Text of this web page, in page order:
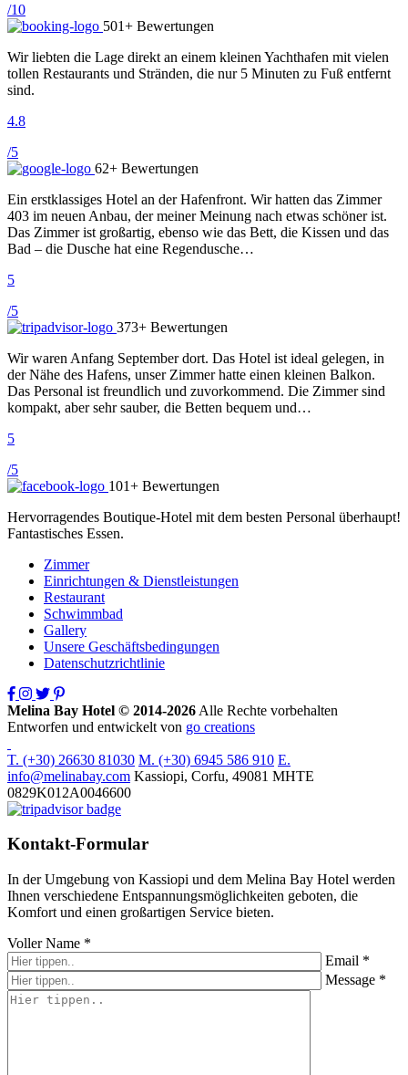
/10
501+ Bewertungen
Wir liebten die Lage direkt an einem kleinen Yachthafen mit vielen
tollen Restaurants und Stränden, die nur 5 Minuten zu Fuß entfernt
sind.
4.8
/5
62+ Bewertungen
Ein erstklassiges Hotel an der Hafenfront. Wir hatten das Zimmer
403 im neuen Anbau, der meiner Meinung nach etwas schöner ist.
Das Zimmer ist großartig, ebenso wie das Bett, die Kissen und das
Bad – die Dusche hat eine Regendusche…
5
/5
373+ Bewertungen
Wir waren Anfang September dort. Das Hotel ist ideal gelegen, in
der Nähe des Hafens, unser Zimmer hatte einen kleinen Balkon.
Das Personal ist freundlich und zuvorkommend. Die Zimmer sind
kompakt, aber sehr sauber, die Betten bequem und…
5
/5
101+ Bewertungen
Hervorragendes Boutique-Hotel mit dem besten Personal überhaupt!
Fantastisches Essen.
Zimmer
Einrichtungen & Dienstleistungen
Restaurant
Schwimmbad
Gallery
Unsere Geschäftsbedingungen
Datenschutzrichtlinie
Melina Bay Hotel © 2014-2026 Alle Rechte vorbehalten
Entworfen und entwickelt von go creations
T. (+30) 26630 81030 M. (+30) 6945 586 910 E.
info@melinabay.com Kassiopi, Corfu, 49081 MHTE
0829K012A0046600
Kontakt-Formular
In der Umgebung von Kassiopi und dem Melina Bay Hotel werden
Ihnen verschiedene Entspannungsmöglichkeiten geboten, die
Komfort und einen großartigen Service bieten.
Voller Name *
Email *
Message *